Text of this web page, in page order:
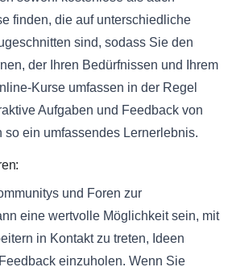
finden, die auf unterschiedliche
sind, sodass Sie den
der Ihren Bedürfnissen und Ihrem
Kurse umfassen in der Regel
Aufgaben und Feedback von
so ein umfassendes Lernerlebnis.
und Foren zur
eine wertvolle Möglichkeit sein, mit
in Kontakt zu treten, Ideen
einzuholen. Wenn Sie